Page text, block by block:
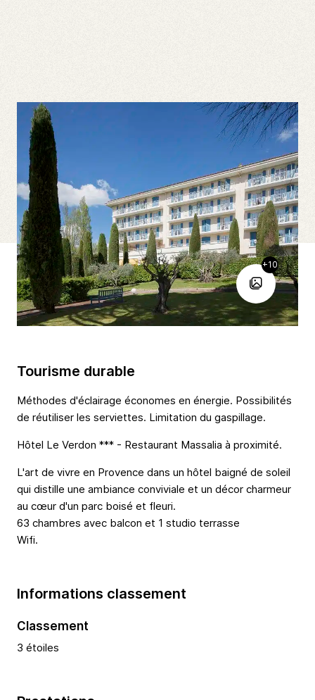
+10
Tourisme durable
Méthodes d'éclairage économes en énergie. Possibilités
de réutiliser les serviettes. Limitation du gaspillage.
Hôtel Le Verdon *** - Restaurant Massalia à proximité.
L'art de vivre en Provence dans un hôtel baigné de soleil
qui distille une ambiance conviviale et un décor charmeur
au cœur d'un parc boisé et fleuri.
63 chambres avec balcon et 1 studio terrasse
Wifi.
Informations classement
Classement
3 étoiles